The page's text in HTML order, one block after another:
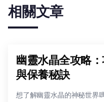
相關文章
幽靈水晶全攻略
與保養秘訣
想了解幽靈水晶的神秘世界